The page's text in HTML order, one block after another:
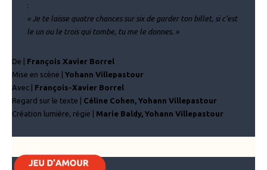
:
« Je te laisse quatre chances sur six de garder ton billet, si c’est
le un ou le trois qui tombe, tu me le donnes. »
De | François Xavier Borrel
Mise en scène | Yohann Villepastour
Avec | François-Xavier Borrel
Regard sur le texte | Céline Cohen, Yohann Villepastour
Création lumière, régie | Marie Baldy, Yohann Villepastour